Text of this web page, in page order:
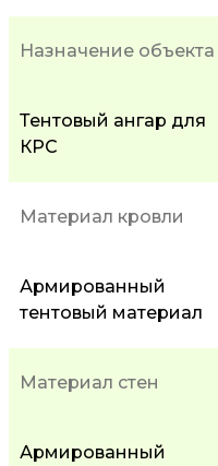
Назначение объекта
Тентовый ангар для
КРС
Материал кровли
Армированный
тентовый материал
Материал стен
Армированный